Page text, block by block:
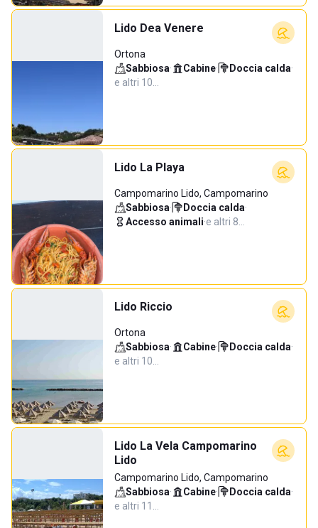
Lido Dea Venere
Ortona
Sabbiosa· Cabine· Doccia calda·
e altri 10…
Lido La Playa
Campomarino Lido, Campomarino
Sabbiosa· Doccia calda·
Accesso animali·e altri 8…
Lido Riccio
Ortona
Sabbiosa· Cabine· Doccia calda·
e altri 10…
Lido La Vela Campomarino
Lido
Campomarino Lido, Campomarino
Sabbiosa· Cabine· Doccia calda·
e altri 11…